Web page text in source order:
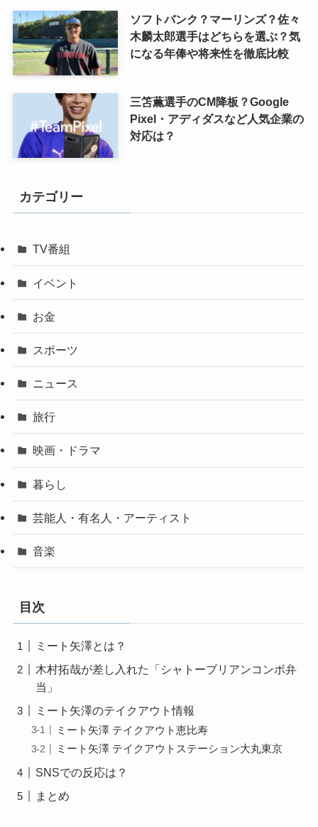
ソフトバンク？マーリンズ？佐々
木麟太郎選手はどちらを選ぶ？気
になる年俸や将来性を徹底比較
三笘薫選手のCM降板？Google
Pixel・アディダスなど人気企業の
対応は？
カテゴリー
TV番組
イベント
お金
スポーツ
ニュース
旅行
映画・ドラマ
暮らし
芸能人・有名人・アーティスト
音楽
目次
ミート矢澤とは？
木村拓哉が差し入れた「シャトーブリアンコンボ弁
当」
ミート矢澤のテイクアウト情報
ミート矢澤 テイクアウト恵比寿
ミート矢澤 テイクアウトステーション大丸東京
SNSでの反応は？
まとめ